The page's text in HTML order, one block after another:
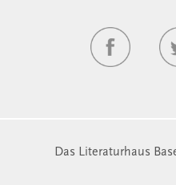
Das Literaturhaus